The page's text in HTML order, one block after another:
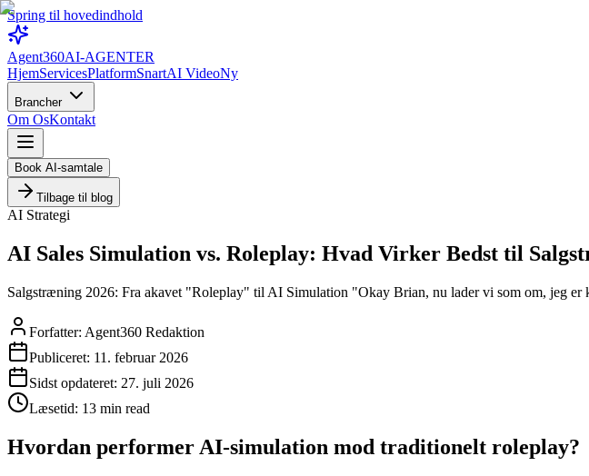
Spring til hovedindhold
Agent360AI-AGENTER
HjemServicesPlatformSnartAI VideoNy
Brancher
Om OsKontakt
Book AI-samtale
Tilbage til blog
AI Strategi
AI Sales Simulation vs. Roleplay: Hvad Virker Bedst til
Salgstræning 2026: Fra akavet "Roleplay" til AI Simulation "Okay Brian, nu lader vi som om, jeg er
Forfatter: Agent360 Redaktion
Publiceret: 11. februar 2026
Sidst opdateret: 27. juli 2026
Læsetid: 13 min read
Hvordan performer AI-simulation mod traditionelt roleplay?